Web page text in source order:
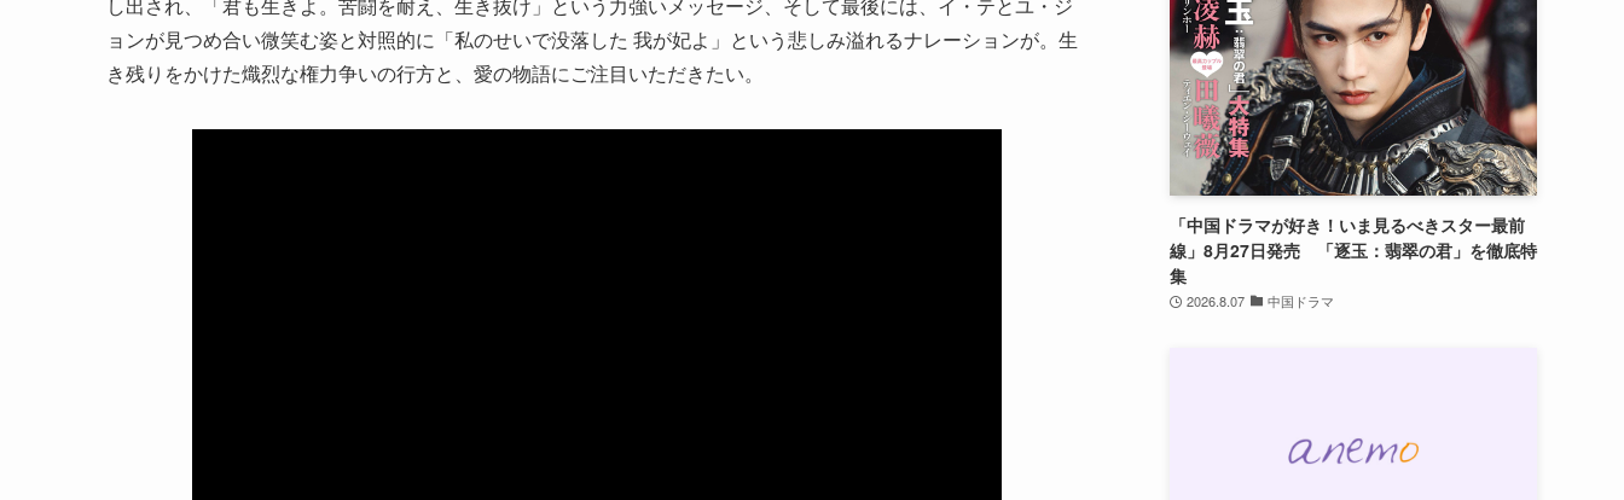
ョンが見つめ合い微笑む姿と対照的に「私のせいで没落した 我が妃よ」という悲しみ溢れるナレーションが。生
き残りをかけた熾烈な権力争いの行方と、愛の物語にご注目いただきたい。
「中国ドラマが好き！いま見るべきスター最前
線」8月27日発売 「逐玉：翡翠の君」を徹底特
集
2026.8.07 中国ドラマ